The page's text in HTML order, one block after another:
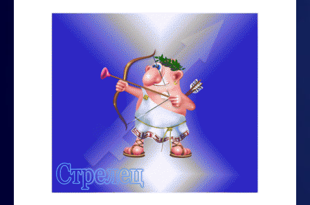
Миссиональность
Королевский гороскоп
Найти идеального партнера
Корректировка характера
Профпригодность ребенка
Совместимость
ОБУЧЕНИЕ